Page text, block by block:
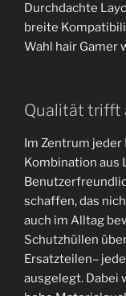
Durchdachte
breite
Wahl hair Gamer
Qualität trifft
Im Zentrum
Kombination aus
schaffen, das
auch im Alltag
Schutzhüllen
Ersatzteilen–
ausgelegt. Dabei